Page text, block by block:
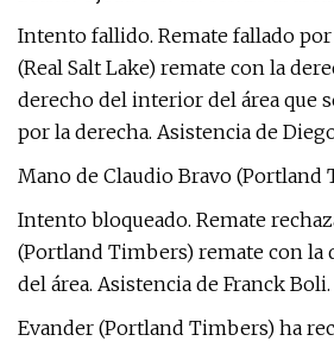
Intento fallido. Remate fallado
(Real Salt Lake) remate con la
derecho del interior del área que
por la derecha. Asistencia de
Mano de Claudio Bravo (Portland
Intento bloqueado. Remate
(Portland Timbers) remate con la
del área. Asistencia de Franck Boli.
Evander (Portland Timbers) ha